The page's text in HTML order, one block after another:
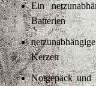
Ein
Batterien
Kerzen
Notgepäck und